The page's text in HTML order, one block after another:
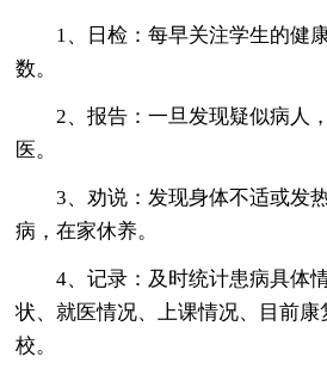
1、日检：每早关注学生的健
数。
2、报告：一旦发现疑似病人
医。
3、劝说：发现身体不适或发
病，在家休养。
4、记录：及时统计患病具体
状、就医情况、上课情况、目前康
校。